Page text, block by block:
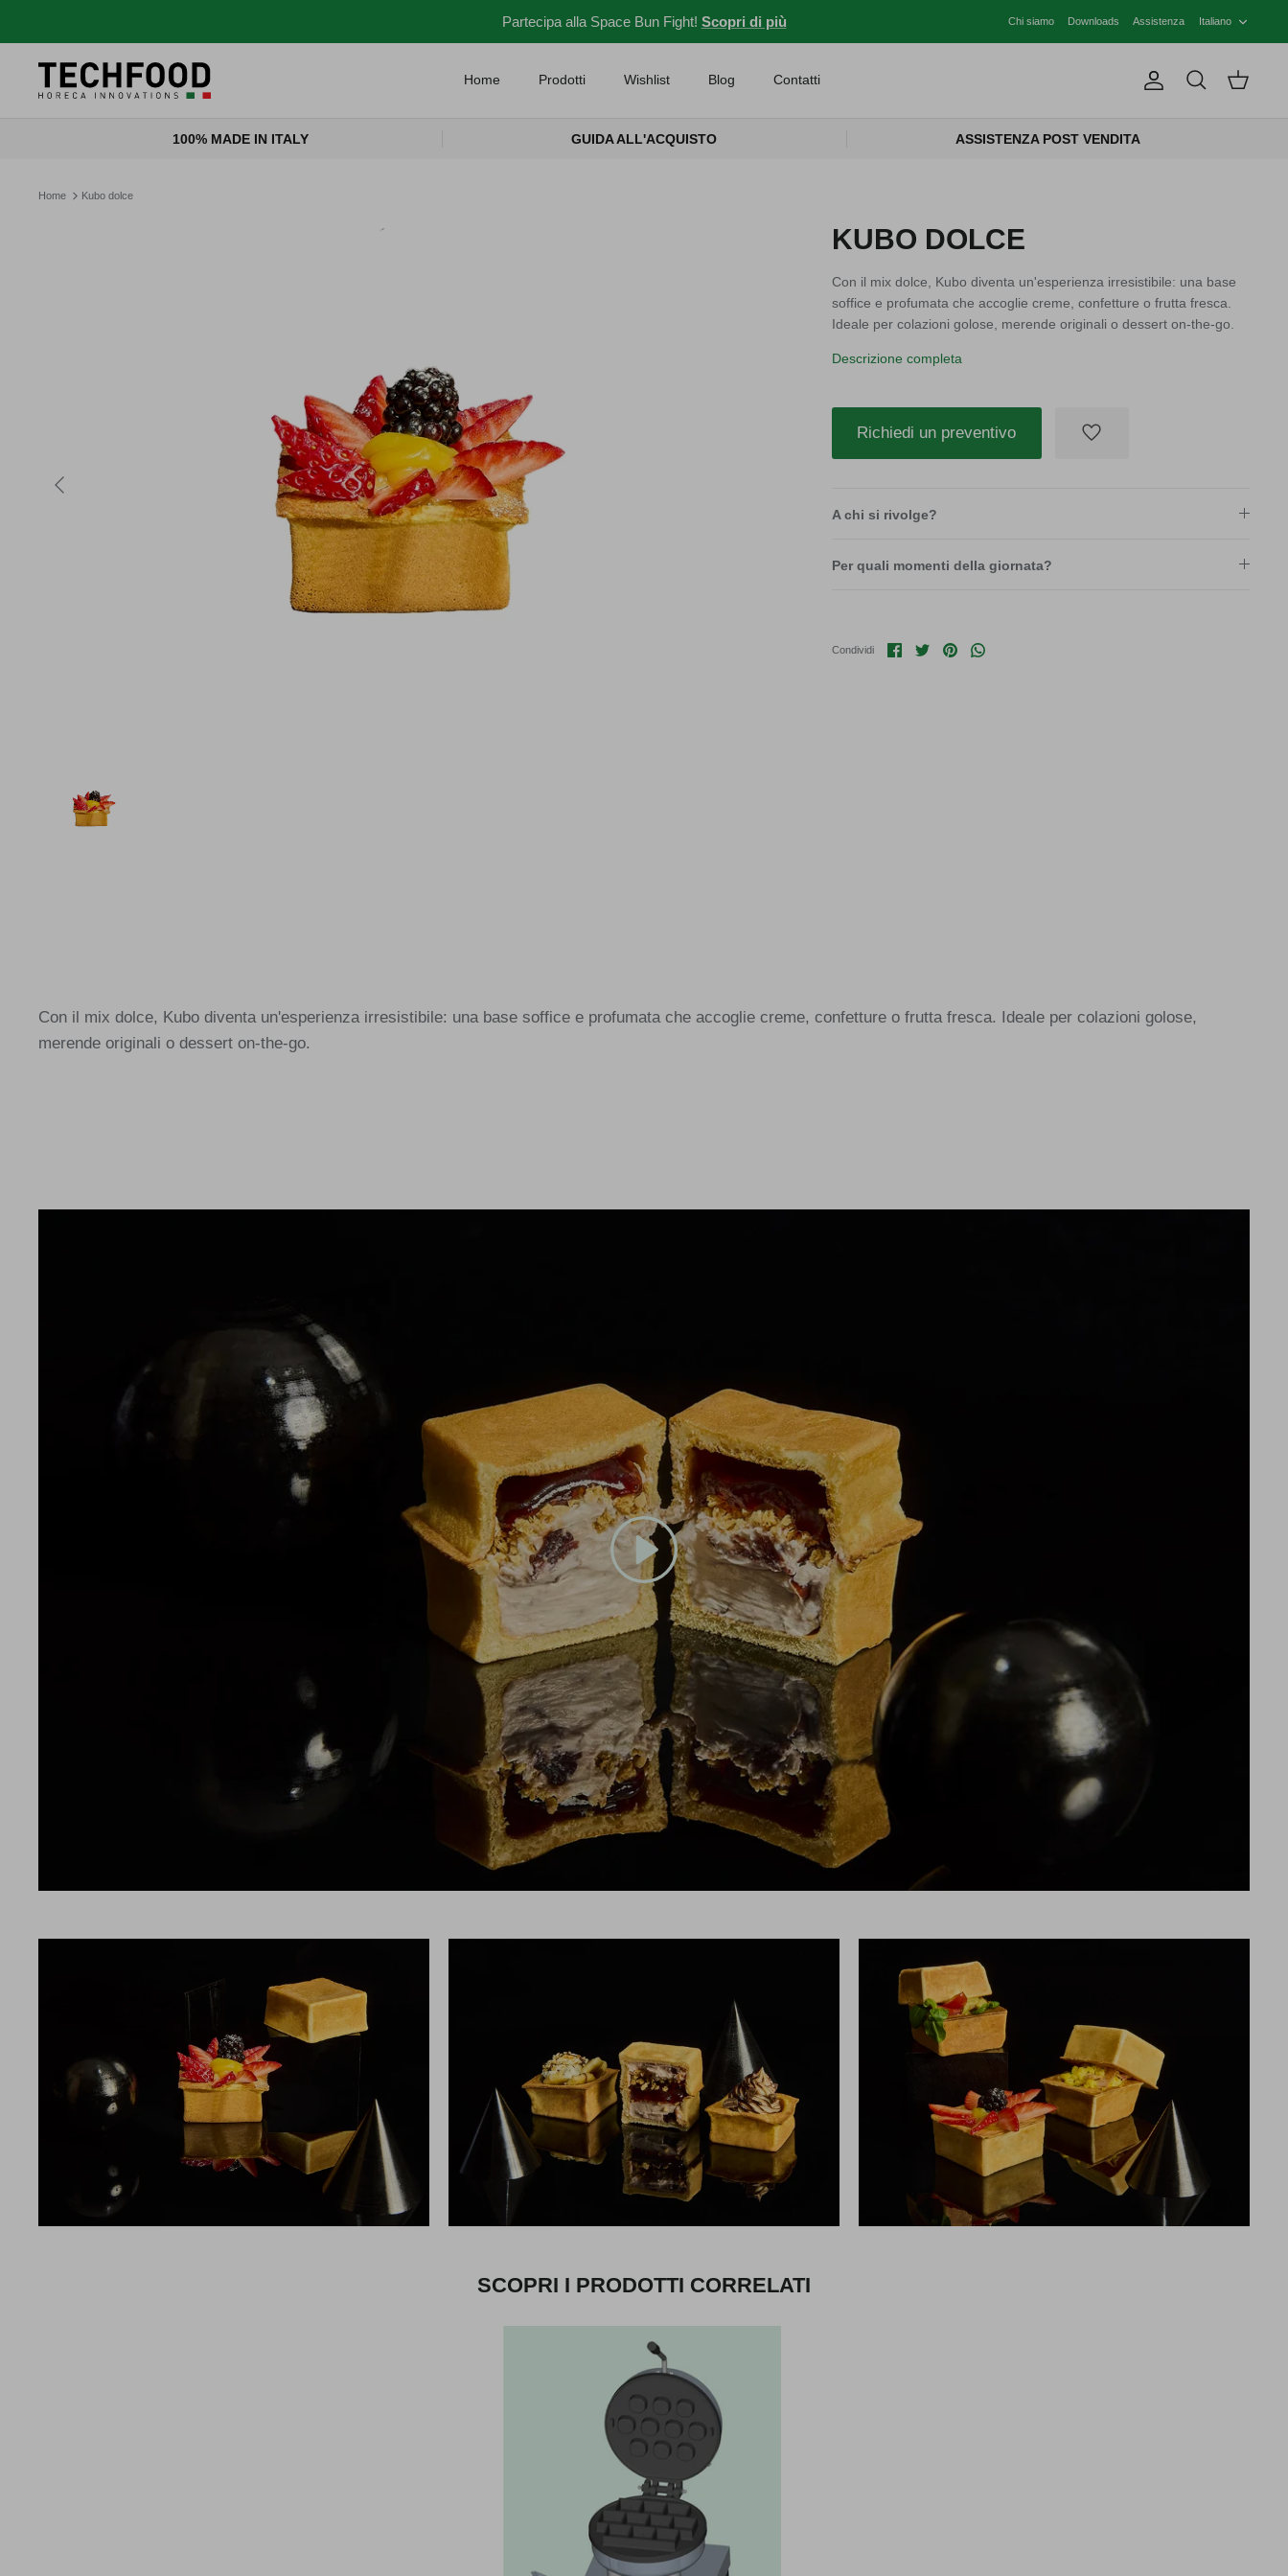
Partecipa alla Space Bun Fight! Scopri di più Chi siamo Downloads Assistenza Italiano
Home Prodotti Wishlist Blog Contatti Account
Cerca Carrello
100% MADE IN ITALY GUIDA ALL'ACQUISTO ASSISTENZA POST VENDITA
Home Kubo dolce
KUBO DOLCE
Con il mix dolce, Kubo diventa un'esperienza irresistibile: una base
soffice e profumata che accoglie creme, confetture o frutta fresca.
Ideale per colazioni golose, merende originali o dessert on-the-go.
Descrizione completa
Richiedi un preventivo
A chi si rivolge?
Per quali momenti della giornata?
Condividi Condividi su Facebook
Condividi su Twitter
Condividi su Pinterest
Translation missing:
Con il mix dolce, Kubo diventa un'esperienza irresistibile: una base soffice e profumata che accoglie creme, confetture o frutta fresca. Ideale per colazioni golose,
merende originali o dessert on-the-go.
SCOPRI I PRODOTTI CORRELATI